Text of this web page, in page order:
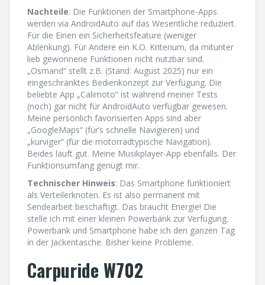
Nachteile: Die Funktionen der Smartphone-Apps
werden via AndroidAuto auf das Wesentliche reduziert.
Für die Einen ein Sicherheitsfeature (weniger
Ablenkung). Für Andere ein K.O. Kriterium, da mitunter
lieb gewonnene Funktionen nicht nutzbar sind.
„Osmand“ stellt z.B. (Stand: August 2025) nur ein
eingeschränktes Bedienkonzept zur Verfügung. Die
beliebte App „Calimoto“ ist während meiner Tests
(noch) gar nicht für AndroidAuto verfügbar gewesen.
Meine persönlich favorisierten Apps sind aber
„GoogleMaps“ (für’s schnelle Navigieren) und
„kurviger“ (für die motorradtypische Navigation).
Beides läuft gut. Meine Musikplayer-App ebenfalls. Der
Funktionsumfang genügt mir.
Technischer Hinweis: Das Smartphone funktioniert
als Verteilerknoten. Es ist also permanent mit
Sendearbeit beschäftigt. Das braucht Energie! Die
stelle ich mit einer kleinen Powerbank zur Verfügung.
Powerbank und Smartphone habe ich den ganzen Tag
in der Jackentasche. Bisher keine Probleme.
Carpuride W702